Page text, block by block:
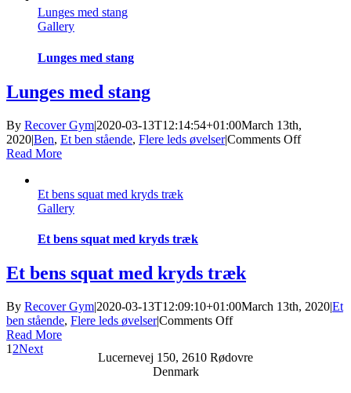
Lunges med stang
Gallery
Lunges med stang
Lunges med stang
By Recover Gym|2020-03-13T12:14:54+01:00March 13th,
2020|Ben, Et ben stående, Flere leds øvelser|Comments Offon
Read More
Et bens squat med kryds træk
Gallery
Et bens squat med kryds træk
Et bens squat med kryds træk
By Recover Gym|2020-03-13T12:09:10+01:00March 13th, 2020|Et
ben stående, Flere leds øvelser|Comments Offon
squat
Read More
1 2Next
Lucernevej 150, 2610 Rødovre
Denmark